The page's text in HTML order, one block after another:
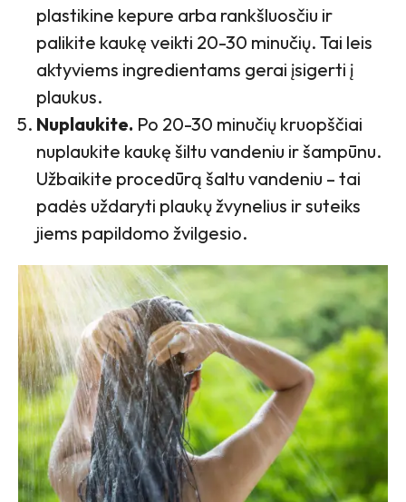
plastikine kepure arba rankšluosčiu ir
palikite kaukę veikti 20-30 minučių. Tai leis
aktyviems ingredientams gerai įsigerti į
plaukus.
Nuplaukite. Po 20-30 minučių kruopščiai
nuplaukite kaukę šiltu vandeniu ir šampūnu.
Užbaikite procedūrą šaltu vandeniu – tai
padės uždaryti plaukų žvynelius ir suteiks
jiems papildomo žvilgesio.